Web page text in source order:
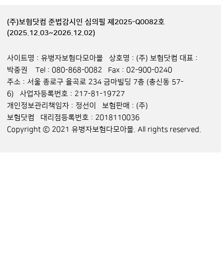
(주)보험닷컴 준법감시인 심의필 제2025-Q0082호
(2025.12.03~2026.12.02)
사이트명 : 유병자보험다모아몰 상호명 : (주) 보험닷컴 대표 :
박중권 Tel : 080-868-0082 Fax : 02-900-0240
주소 : 서울 종로구 율곡로 234 금마빌딩 7층 (충신동 57-
6) 사업자등록번호 : 217-81-19727
개인정보관리책임자 : 정선이 보험판매 : (주)
보험닷컴 대리점등록번호 : 2018110036
Copyright ⓒ 2021 유병자보험다모아몰. All rights reserved.